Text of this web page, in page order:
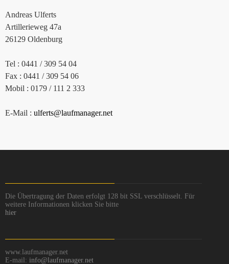
Andreas Ulferts
Artillerieweg 47a
26129 Oldenburg
Tel : 0441 / 309 54 04
Fax : 0441 / 309 54 06
Mobil : 0179 / 111 2 333
E-Mail : ulferts@laufmanager.net
Die Übertragung der Daten erfolgt 128 bit SSL verschlüsselt. Für
weitere Informationen klicken Sie bitte
hier
www.laufmanager.net
E-mail: info@laufmanager.net